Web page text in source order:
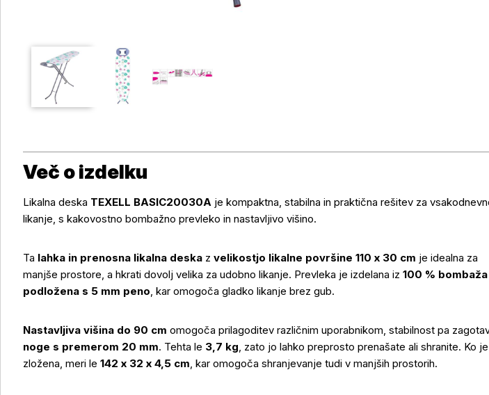
Več o izdelku
Likalna deska TEXELL BASIC20030A je kompaktna, stabilna in praktična rešitev za
likanje, s kakovostno bombažno prevleko in nastavljivo višino.
Ta lahka in prenosna likalna deska z velikostjo likalne površine 110 x 30 cm je idealna za
manjše prostore, a hkrati dovolj velika za udobno likanje. Prevleka je izdelana iz 100 % bombaža
podložena s 5 mm peno, kar omogoča gladko likanje brez gub.
Nastavljiva višina do 90 cm omogoča prilagoditev različnim uporabnikom, stabilnost pa
noge s premerom 20 mm. Tehta le 3,7 kg, zato jo lahko preprosto prenašate ali shranite. Ko je
zložena, meri le 142 x 32 x 4,5 cm, kar omogoča shranjevanje tudi v manjših prostorih.